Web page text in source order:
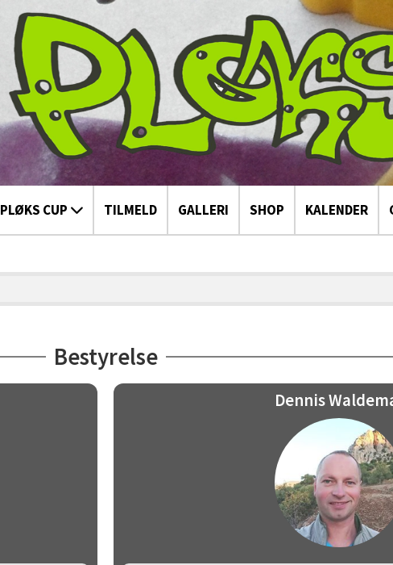
PLØKS CUP TILMELD GALLERI SHOP KALENDER
Bestyrelse
Dennis